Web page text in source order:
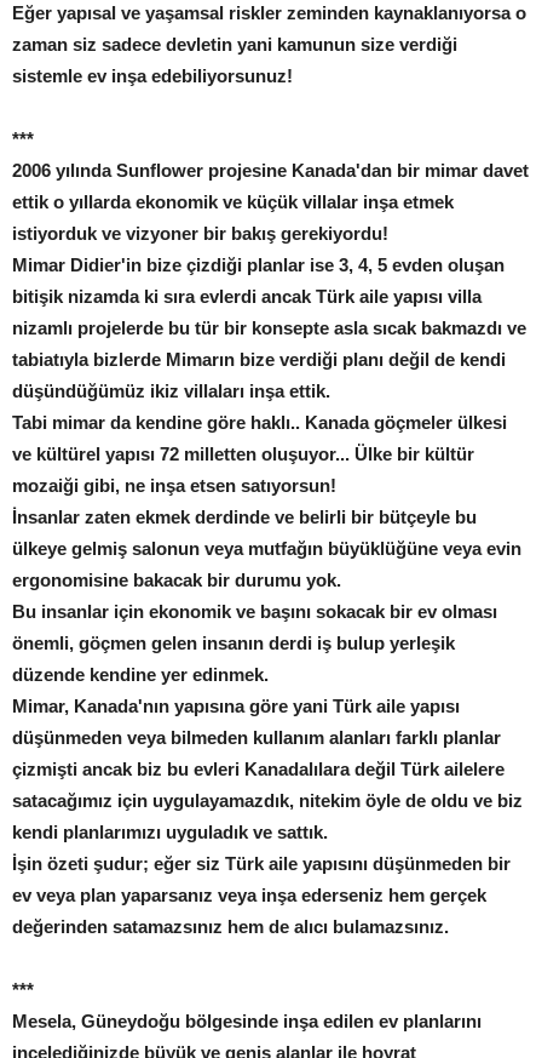
Eğer yapısal ve yaşamsal riskler zeminden kaynaklanıyorsa o
zaman siz sadece devletin yani kamunun size verdiği
sistemle ev inşa edebiliyorsunuz!
***
2006 yılında Sunflower projesine Kanada'dan bir mimar davet
ettik o yıllarda ekonomik ve küçük villalar inşa etmek
istiyorduk ve vizyoner bir bakış gerekiyordu!
Mimar Didier'in bize çizdiği planlar ise 3, 4, 5 evden oluşan
bitişik nizamda ki sıra evlerdi ancak Türk aile yapısı villa
nizamlı projelerde bu tür bir konsepte asla sıcak bakmazdı ve
tabiatıyla bizlerde Mimarın bize verdiği planı değil de kendi
düşündüğümüz ikiz villaları inşa ettik.
Tabi mimar da kendine göre haklı.. Kanada göçmeler ülkesi
ve kültürel yapısı 72 milletten oluşuyor... Ülke bir kültür
mozaiği gibi, ne inşa etsen satıyorsun!
İnsanlar zaten ekmek derdinde ve belirli bir bütçeyle bu
ülkeye gelmiş salonun veya mutfağın büyüklüğüne veya evin
ergonomisine bakacak bir durumu yok.
Bu insanlar için ekonomik ve başını sokacak bir ev olması
önemli, göçmen gelen insanın derdi iş bulup yerleşik
düzende kendine yer edinmek.
Mimar, Kanada'nın yapısına göre yani Türk aile yapısı
düşünmeden veya bilmeden kullanım alanları farklı planlar
çizmişti ancak biz bu evleri Kanadalılara değil Türk ailelere
satacağımız için uygulayamazdık, nitekim öyle de oldu ve biz
kendi planlarımızı uyguladık ve sattık.
İşin özeti şudur; eğer siz Türk aile yapısını düşünmeden bir
ev veya plan yaparsanız veya inşa ederseniz hem gerçek
değerinden satamazsınız hem de alıcı bulamazsınız.
***
Mesela, Güneydoğu bölgesinde inşa edilen ev planlarını
incelediğinizde büyük ve geniş alanlar ile hoyrat